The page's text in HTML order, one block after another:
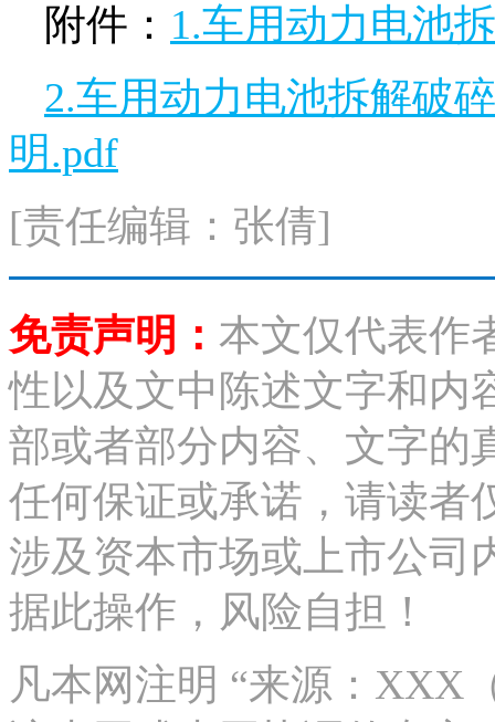
附件： 1.车用动力电池
2.车用动力电池拆解破
明.pdf
[责任编辑：张倩]
免责声明： 本文仅代表作
性以及文中陈述文字和内
部或者部分内容、文字的
任何保证或承诺，请读者
涉及资本市场或上市公司
据此操作，风险自担！
凡本网注明 “来源：XXX